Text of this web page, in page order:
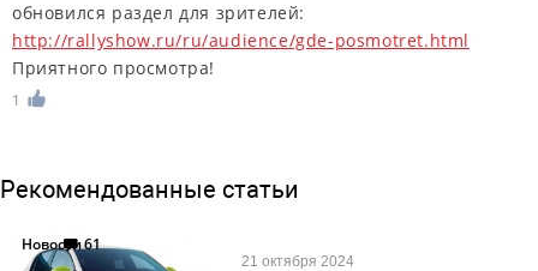
обновился раздел для зрителей:
http://rallyshow.ru/ru/audience/gde-posmotret.html
Приятного просмотра!
1
Рекомендованные статьи
Новости61
21 октября 2024